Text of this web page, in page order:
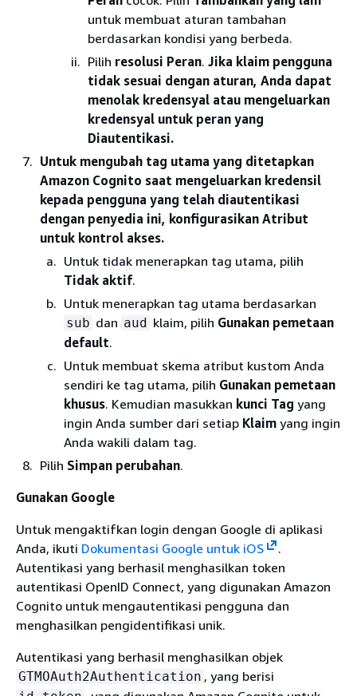
untuk membuat aturan tambahan
berdasarkan kondisi yang berbeda.
Pilih resolusi Peran. Jika klaim pengguna
tidak sesuai dengan aturan, Anda dapat
menolak kredensyal atau mengeluarkan
kredensyal untuk peran yang
Diautentikasi.
Untuk mengubah tag utama yang ditetapkan
Amazon Cognito saat mengeluarkan kredensil
kepada pengguna yang telah diautentikasi
dengan penyedia ini, konfigurasikan Atribut
untuk kontrol akses.
Untuk tidak menerapkan tag utama, pilih
Tidak aktif.
Untuk menerapkan tag utama berdasarkan
sub dan aud klaim, pilih Gunakan pemetaan
default.
Untuk membuat skema atribut kustom Anda
sendiri ke tag utama, pilih Gunakan pemetaan
khusus. Kemudian masukkan kunci Tag yang
ingin Anda sumber dari setiap Klaim yang ingin
Anda wakili dalam tag.
Pilih Simpan perubahan.
Gunakan Google
Untuk mengaktifkan login dengan Google di aplikasi
Anda, ikuti Dokumentasi Google untuk iOS
.
Autentikasi yang berhasil menghasilkan token
autentikasi OpenID Connect, yang digunakan Amazon
Cognito untuk mengautentikasi pengguna dan
menghasilkan pengidentifikasi unik.
Autentikasi yang berhasil menghasilkan objek
GTMOAuth2Authentication , yang berisi